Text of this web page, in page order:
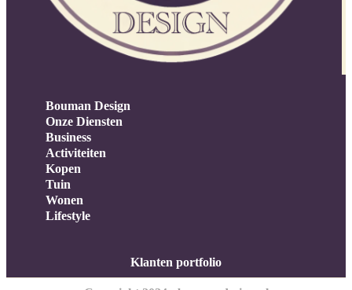
Bouman Design
Onze Diensten
Business
Activiteiten
Kopen
Tuin
Wonen
Lifestyle
Klanten portfolio